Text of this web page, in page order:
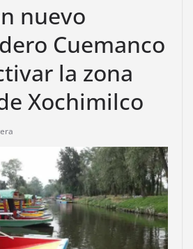
nuevo
Cuemanco
la zona
Xochimilco